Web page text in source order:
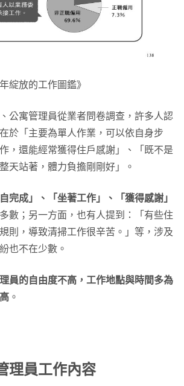
綻放的工作圖鑑》
公寓管理員從業者問卷調查，許多人認
於「主要為單人作業，可以依自身步
，還能經常獲得住戶感謝」、「既不是
天站著，體力負擔剛剛好」。
自完成」、「坐著工作」、「獲得感謝」
數；另一方面，也有人提到：「有些住
則，導致清掃工作很辛苦。」等，涉及
也不在少數。
員的自由度不高，工作地點與時間多為
。
理員工作內容